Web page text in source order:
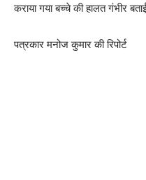
कराया गया बच्चे की हालत गंभीर
पत्रकार मनोज कुमार की रिपोर्ट